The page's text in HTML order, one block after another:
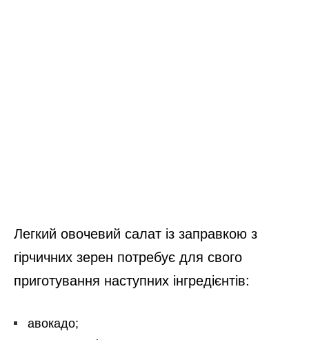
Легкий овочевий салат із заправкою з
гірчичних зерен потребує для свого
приготування наступних інгредієнтів:
авокадо;